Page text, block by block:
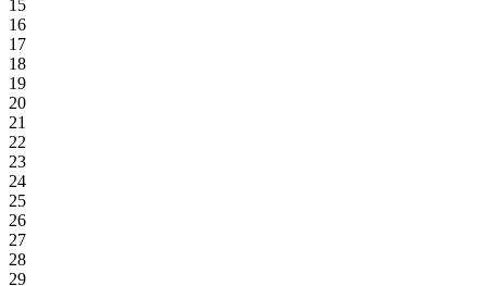
15
16
17
18
19
20
21
22
23
24
25
26
27
28
29